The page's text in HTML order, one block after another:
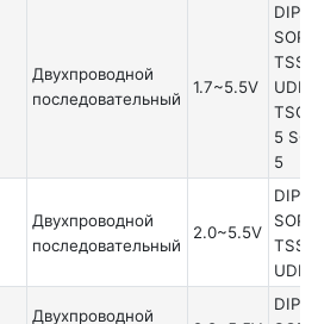
Двухпроводной
последовательный
1.7~5.5V
DIP8
SOP8
5
5
Двухпроводной
последовательный
2.0~5.5V
DIP8
SOP8
Двухпроводной
DIP8